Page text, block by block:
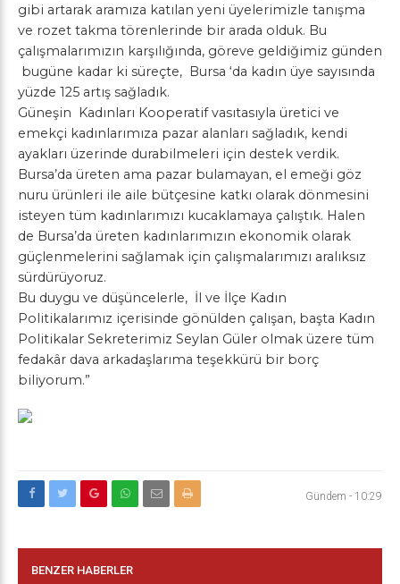
gibi artarak aramıza katılan yeni üyelerimizle tanışma
ve rozet takma törenlerinde bir arada olduk. Bu
çalışmalarımızın karşılığında, göreve geldiğimiz günden
bugüne kadar ki süreçte, Bursa ‘da kadın üye sayısında
yüzde 125 artış sağladık.
Güneşin Kadınları Kooperatif vasıtasıyla üretici ve
emekçi kadınlarımıza pazar alanları sağladık, kendi
ayakları üzerinde durabilmeleri için destek verdik.
Bursa’da üreten ama pazar bulamayan, el emeği göz
nuru ürünleri ile aile bütçesine katkı olarak dönmesini
isteyen tüm kadınlarımızı kucaklamaya çalıştık. Halen
de Bursa’da üreten kadınlarımızın ekonomik olarak
güçlenmelerini sağlamak için çalışmalarımızı aralıksız
sürdürüyoruz.
Bu duygu ve düşüncelerle, İl ve İlçe Kadın
Politikalarımız içerisinde gönülden çalışan, başta Kadın
Politikalar Sekreterimiz Seylan Güler olmak üzere tüm
fedakâr dava arkadaşlarıma teşekkürü bir borç
biliyorum.”
Gündem - 10:29
BENZER HABERLER